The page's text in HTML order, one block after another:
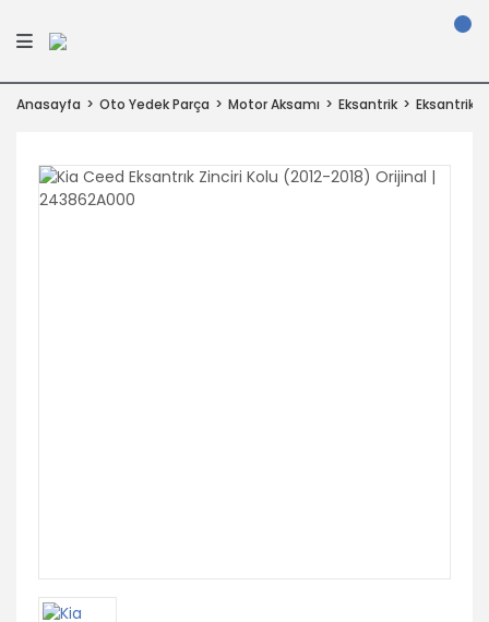
Anasayfa Oto Yedek Parça Motor Aksamı Eksantrik Eksantrik